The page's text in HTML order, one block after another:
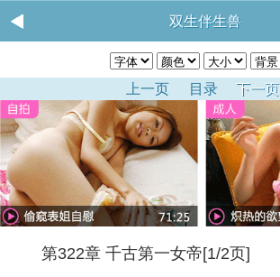
双生伴生兽
上一页 目录 下一页
第322章 千古第一女帝[1/2页]